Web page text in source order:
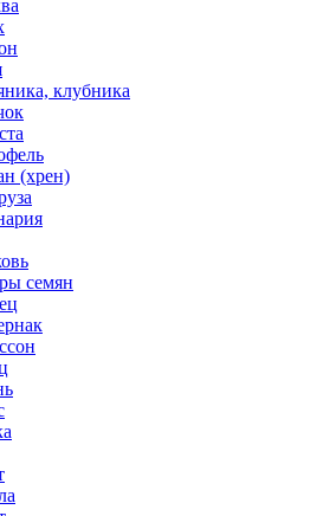
клубника
(хрен)
семян